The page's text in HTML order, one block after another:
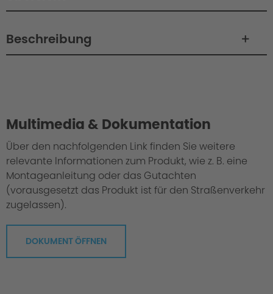
Beschreibung
Multimedia & Dokumentation
Über den nachfolgenden Link finden Sie weitere
relevante Informationen zum Produkt, wie z. B. eine
Montageanleitung oder das Gutachten
(vorausgesetzt das Produkt ist für den Straßenverkehr
zugelassen).
DOKUMENT ÖFFNEN